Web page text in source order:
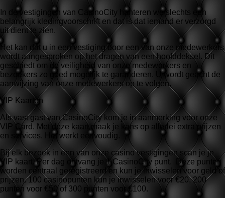
In de vestigingen van CasinoCity hanteren we slechts een
belangrijk kledingvoorschrift en dat is dat iemand er verzorgd
uit dient te zien.
Het kan dat u in een vestiging door een van onze medewerkers
wordt aangesproken op het dragen van een hoofddeksel. Dit
geschiedt om de veiligheid van onze medewerkers en
bezoekers zo goed mogelijk te garanderen. U wordt geacht de
aanwijzing van onze medewerkers op te volgen.
VIP Kaarten
Als vast gast van CasinoCity kom je in aanmerking voor onze
VIP Card. Met deze kaart maak je kans op allerlei extra prijzen
en services. Het werkt eenvoudig.
Bij elk bezoek in een van onze casino vestigingen scan je je
VIP kaart. Per dag ontvang je 1 CasinoCity punt. Deze punten
worden centraal geregistreerd en kun je inwisselen voor geld of
prijzen. 100 casinopunten kun je inwisselen voor €20, 200
punten voor €50 of 300 punten voor €100.